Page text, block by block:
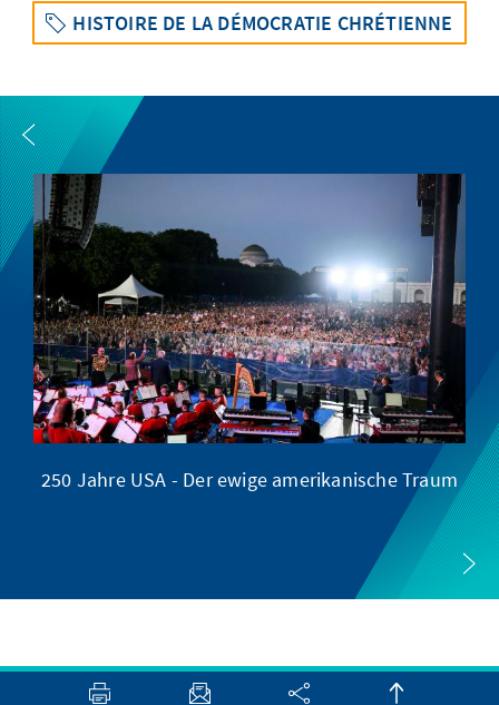
HISTOIRE DE LA DÉMOCRATIE CHRÉTIENNE
250 Jahre USA - Der ewige amerikanische Traum